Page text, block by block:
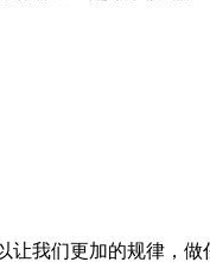
我们更加的规律，